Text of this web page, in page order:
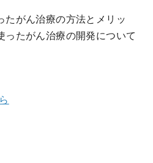
がん治療の方法とメリッ
ったがん治療の開発について